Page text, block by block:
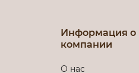
Информация о
компании
О нас